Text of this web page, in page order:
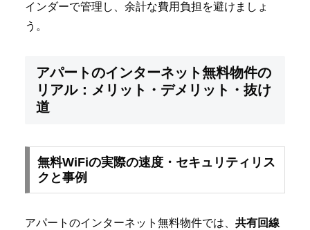
インダーで管理し、余計な費用負担を避けましょ
う。
アパートのインターネット無料物件の
リアル：メリット・デメリット・抜け
道
無料WiFiの実際の速度・セキュリティリス
クと事例
アパートのインターネット無料物件では、 共有回線